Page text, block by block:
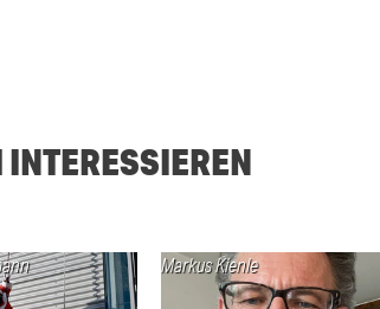
Markus Kienle